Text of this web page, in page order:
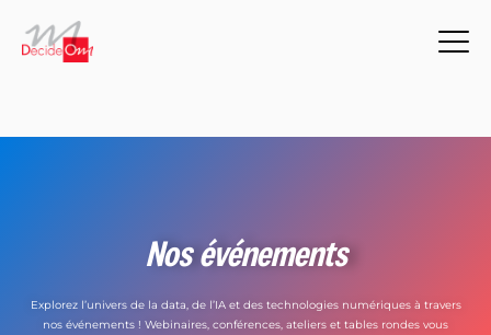
Nos événements
Explorez l’univers de la data, de l’IA et des technologies numériques à travers
nos événements ! Webinaires, conférences, ateliers et tables rondes vous